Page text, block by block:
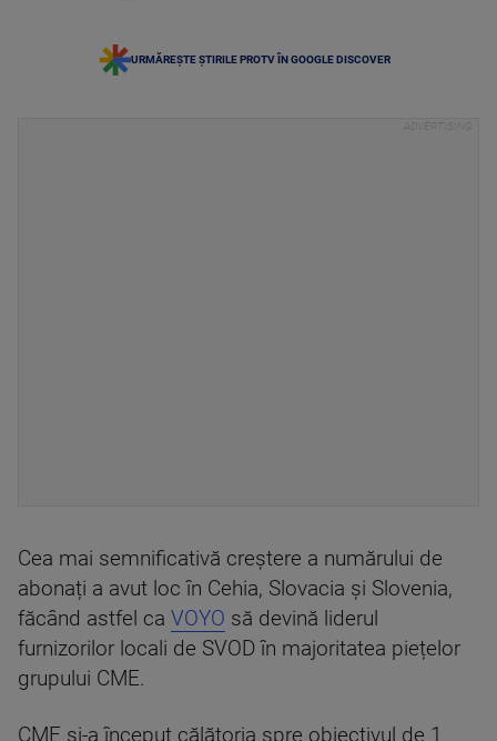
URMĂREȘTE ȘTIRILE PROTV ÎN GOOGLE DISCOVER
Cea mai semnificativă creștere a numărului de
abonați a avut loc în Cehia, Slovacia și Slovenia,
făcând astfel ca VOYO să devină liderul
furnizorilor locali de SVOD în majoritatea piețelor
grupului CME.
CME și-a început călătoria spre obiectivul de 1